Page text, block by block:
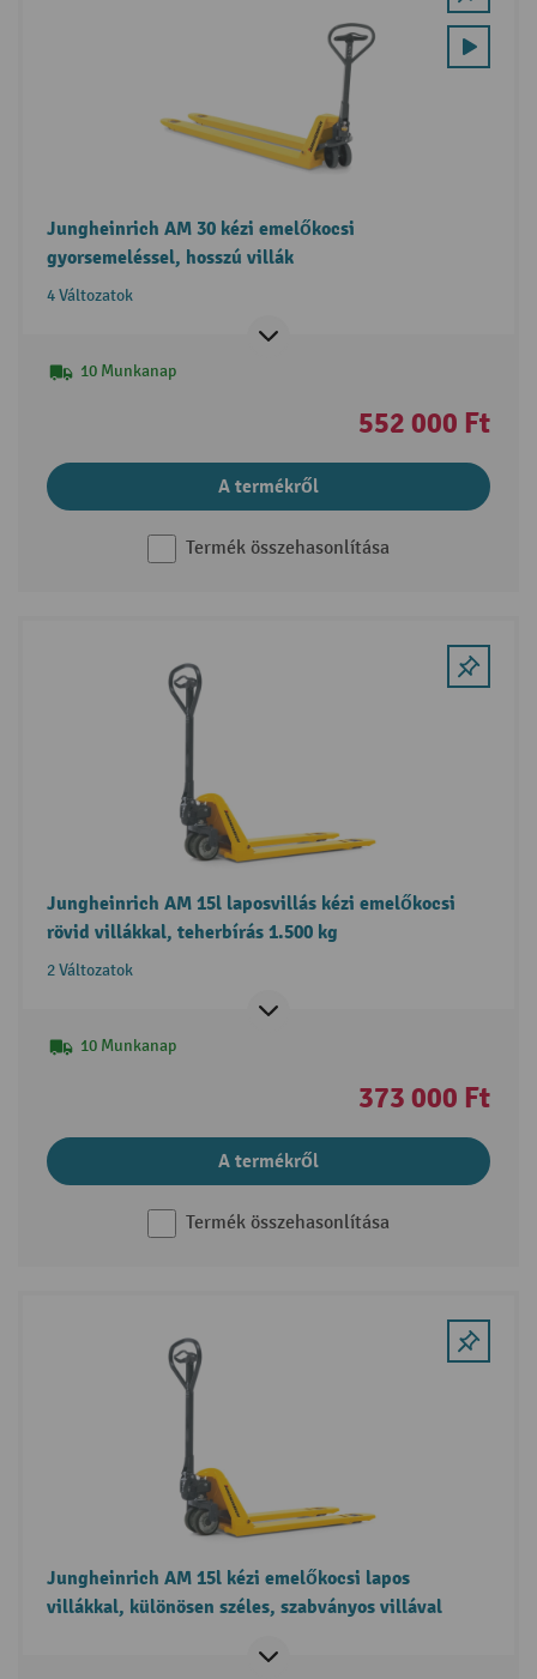
Jungheinrich AM 30 kézi emelőkocsi
gyorsemeléssel, hosszú villák
4 Változatok
10 Munkanap
552 000 Ft
A termékről
Termék összehasonlítása
Jungheinrich AM 15l laposvillás kézi emelőkocsi
rövid villákkal, teherbírás 1.500 kg
2 Változatok
10 Munkanap
373 000 Ft
A termékről
Termék összehasonlítása
Jungheinrich AM 15l kézi emelőkocsi lapos
villákkal, különösen széles, szabványos villával